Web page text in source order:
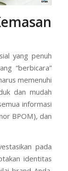
yang penuh
“berbicara”
memenuhi
dan mudah
informasi
BPOM), dan
pada
identitas